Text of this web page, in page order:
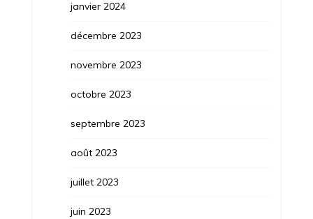
janvier 2024
décembre 2023
novembre 2023
octobre 2023
septembre 2023
août 2023
juillet 2023
juin 2023